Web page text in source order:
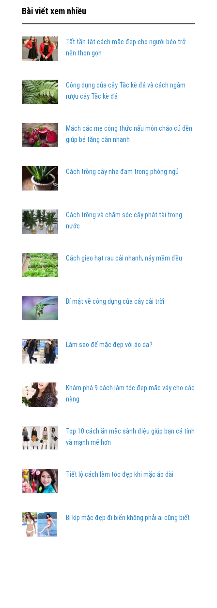
Bài viết xem nhiều
Tất tần tật cách mặc đẹp cho người béo trở
nên thon gọn
Công dụng của cây Tắc kè đá và cách ngâm
rượu cây Tắc kè đá
Mách các mẹ công thức nấu món cháo củ dền
giúp bé tăng cân nhanh
Cách trồng cây nha đam trong phòng ngủ
Cách trồng và chăm sóc cây phát tài trong
nước
Cách gieo hạt rau cải nhanh, nảy mầm đều
Bí mật về công dụng của cây cải trời
Làm sao để mặc đẹp với áo da?
Khám phá 9 cách làm tóc đẹp mặc váy cho các
nàng
Top 10 cách ăn mặc sành điệu giúp bạn cá tính
và mạnh mẽ hơn
Tiết lộ cách làm tóc đẹp khi mặc áo dài
Bí kíp mặc đẹp đi biển không phải ai cũng biết